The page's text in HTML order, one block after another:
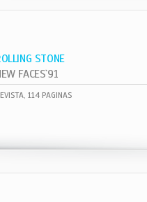
STONE
FACES`91
114 PAGINAS